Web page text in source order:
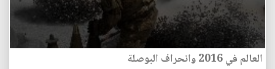
العالم في 2016 وانحراف البوصلة